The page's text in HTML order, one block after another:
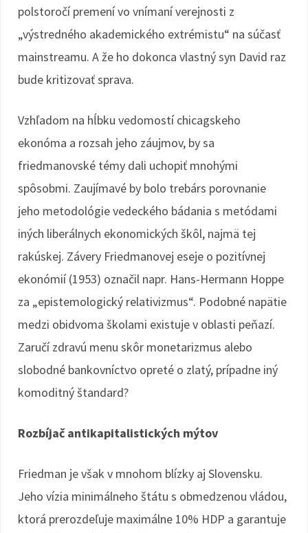
polstoročí premení vo vnímaní verejnosti z
„výstredného akademického extrémistu“ na súčasť
mainstreamu. A že ho dokonca vlastný syn David raz
bude kritizovať sprava.
Vzhľadom na hĺbku vedomostí chicagskeho
ekonóma a rozsah jeho záujmov, by sa
friedmanovské témy dali uchopiť mnohými
spôsobmi. Zaujímavé by bolo trebárs porovnanie
jeho metodológie vedeckého bádania s metódami
iných liberálnych ekonomických škôl, najmä tej
rakúskej. Závery Friedmanovej eseje o pozitívnej
ekonómií (1953) označil napr. Hans-Hermann Hoppe
za „epistemologický relativizmus“. Podobné napätie
medzi obidvoma školami existuje v oblasti peňazí.
Zaručí zdravú menu skôr monetarizmus alebo
slobodné bankovníctvo opreté o zlatý, prípadne iný
komoditný štandard?
Rozbíjač antikapitalistických mýtov
Friedman je však v mnohom blízky aj Slovensku.
Jeho vízia minimálneho štátu s obmedzenou vládou,
ktorá prerozdeľuje maximálne 10% HDP a garantuje